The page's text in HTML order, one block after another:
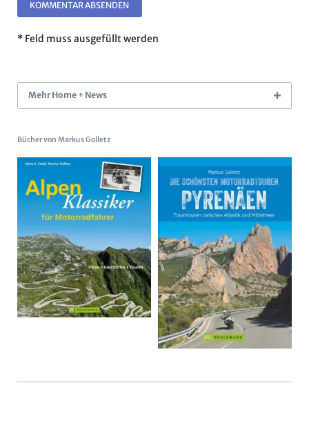
KOMMENTAR ABSENDEN
* Feld muss ausgefüllt werden
Mehr Home + News
Bücher von Markus Golletz